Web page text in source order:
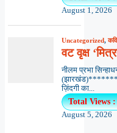
August 1, 2026
Uncategorized,
वट वृक्ष
नीलम प्रभा
ज़िंदगी का...
Total Views :
August 5, 2026